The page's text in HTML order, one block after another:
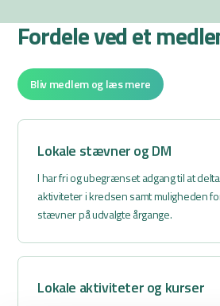
Fordele ved et
Bliv medlem og læs mere
Lokale stævner og DM
I har fri og ubegrænset adgang til at
aktiviteter i kredsen samt muligheden
stævner på udvalgte årgange.
Lokale aktiviteter og kurser